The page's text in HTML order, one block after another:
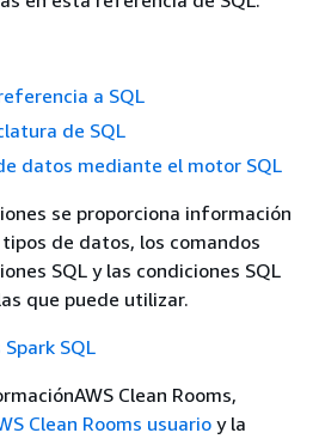
a SQL
de SQL
datos mediante el motor SQL
se proporciona información
de datos, los comandos
SQL y las condiciones SQL
que puede utilizar.
Spark SQL
Clean Rooms,
Clean Rooms usuario y la